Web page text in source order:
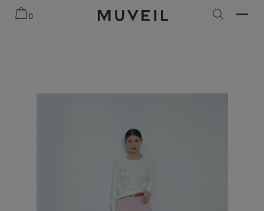
らせ 2026 AUTUMN WINTER COLLECTION 2026
0